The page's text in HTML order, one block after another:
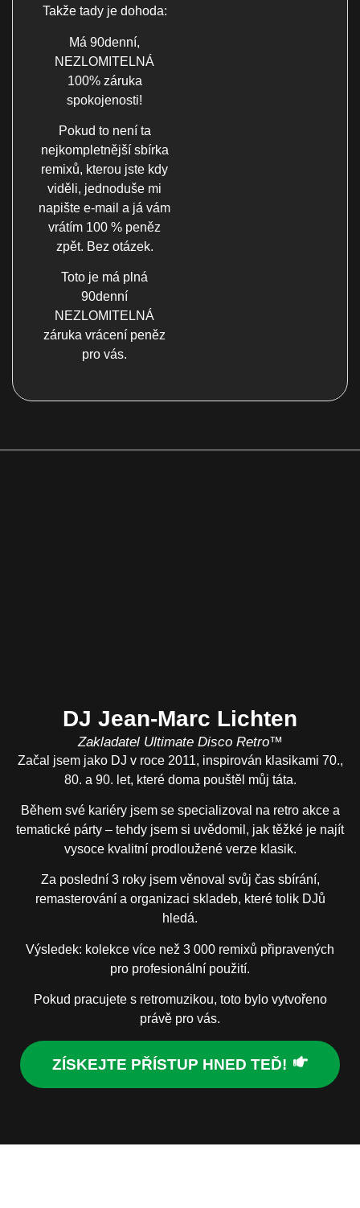
Takže tady je dohoda:
Má 90denní,
NEZLOMITELNÁ
100% záruka
spokojenosti!
Pokud to není ta
nejkompletnější sbírka
remixů, kterou jste kdy
viděli, jednoduše mi
napište e-mail a já vám
vrátím 100 % peněz
zpět. Bez otázek.
Toto je má plná
90denní
NEZLOMITELNÁ
záruka vrácení peněz
pro vás.
DJ Jean-Marc Lichten
Zakladatel Ultimate Disco Retro™
Začal jsem jako DJ v roce 2011, inspirován klasikami 70.,
80. a 90. let, které doma pouštěl můj táta.
Během své kariéry jsem se specializoval na retro akce a
tematické párty – tehdy jsem si uvědomil, jak těžké je najít
vysoce kvalitní prodloužené verze klasik.
Za poslední 3 roky jsem věnoval svůj čas sbírání,
remasterování a organizaci skladeb, které tolik DJů
hledá.
Výsledek: kolekce více než 3 000 remixů připravených
pro profesionální použití.
Pokud pracujete s retromuzikou, toto bylo vytvořeno
právě pro vás.
ZÍSKEJTE PŘÍSTUP HNED TEĎ!